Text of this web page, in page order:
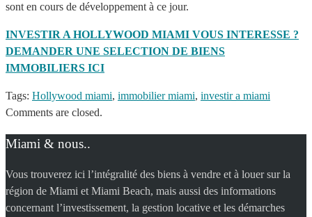
sont en cours de développement à ce jour.
INVESTIR A HOLLYWOOD MIAMI VOUS INTERESSE ?
DEMANDER UNE SELECTION DE BIENS
IMMOBILIERS ICI
Tags: Hollywood miami, immobilier miami, investir a miami
Comments are closed.
Miami & nous..
Vous trouverez ici l’intégralité des biens à vendre et à louer sur la
région de Miami et Miami Beach, mais aussi des informations
concernant l’investissement, la gestion locative et les démarches